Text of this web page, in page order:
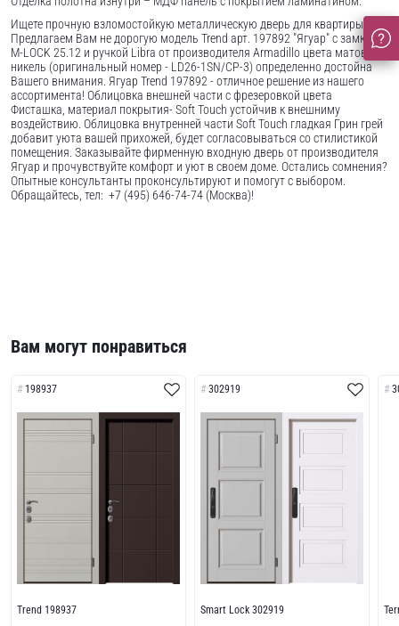
Ищете прочную взломостойкую металлическую дверь для квартиры ?
Предлагаем Вам не дорогую модель Trend арт. 197892 "Ягуар" с замком
M-LOCK 25.12 и ручкой Libra от производителя Armadillo цвета матовый
никель (оригинальный номер - LD26-1SN/CP-3) определенно достойна
Вашего внимания. Ягуар Trend 197892 - отличное решение из нашего
ассортимента! Облицовка внешней части с фрезеровкой цвета
Фисташка, материал покрытия- Soft Touch устойчив к внешниму
воздействию. Облицовка внутренней части Soft Touch гладкая Грин грей
добавит уюта вашей прихожей, будет согласовываться со стилистикой
помещения. Заказывайте фирменную входную дверь от производителя
Ягуар и прочувствуйте комфорт и уют в своем доме. Остались сомнения?
Опытные консультанты проконсультируют и помогут с выбором.
Обращайтесь, тел: +7 (495) 646-74-74 (Москва)!
Вам могут понравиться
198937
Trend 198937
302919
Smart Lock 302919